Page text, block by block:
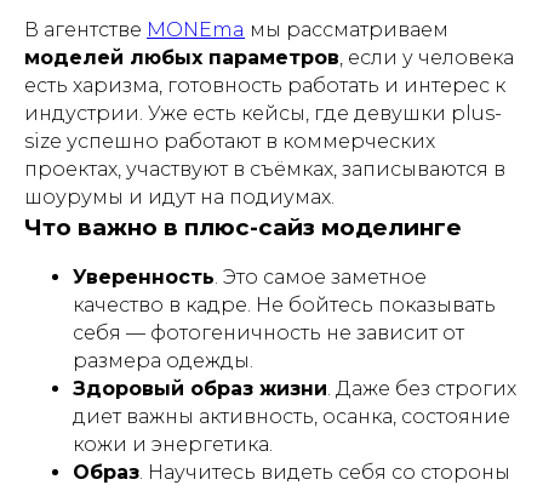
В агентстве MONEma мы рассматриваем
моделей любых параметров, если у человека
есть харизма, готовность работать и интерес к
индустрии. Уже есть кейсы, где девушки plus-
size успешно работают в коммерческих
проектах, участвуют в съёмках, записываются в
шоурумы и идут на подиумах.
Что важно в плюс-сайз моделинге
Уверенность. Это самое заметное
качество в кадре. Не бойтесь показывать
себя — фотогеничность не зависит от
размера одежды.
Здоровый образ жизни. Даже без строгих
диет важны активность, осанка, состояние
кожи и энергетика.
Образ. Научитесь видеть себя со стороны
+7 (999)277-74-90
Наш адрес: Марксистская 34
корп 4